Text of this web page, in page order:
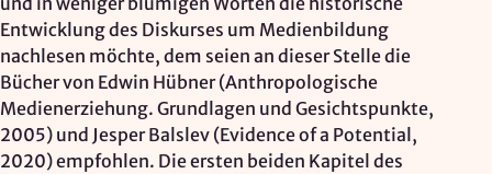
Entwicklung des Diskurses um Medienbildung
nachlesen möchte, dem seien an dieser Stelle die
Bücher von Edwin Hübner (Anthropologische
Medienerziehung. Grundlagen und Gesichtspunkte,
2005) und Jesper Balslev (Evidence of a Potential,
2020) empfohlen. Die ersten beiden Kapitel des